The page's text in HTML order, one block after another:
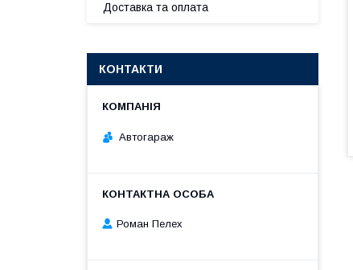
Доставка та оплата
КОНТАКТИ
Автогараж
Роман Пелех